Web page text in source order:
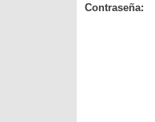
Contraseña: